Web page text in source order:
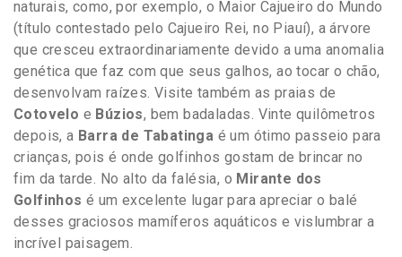
naturais, como, por exemplo, o Maior Cajueiro do Mundo
(título contestado pelo Cajueiro Rei, no Piauí), a árvore
que cresceu extraordinariamente devido a uma anomalia
genética que faz com que seus galhos, ao tocar o chão,
desenvolvam raízes. Visite também as praias de
Cotovelo e Búzios, bem badaladas. Vinte quilômetros
depois, a Barra de Tabatinga é um ótimo passeio para
crianças, pois é onde golfinhos gostam de brincar no
fim da tarde. No alto da falésia, o Mirante dos
Golfinhos é um excelente lugar para apreciar o balé
desses graciosos mamíferos aquáticos e vislumbrar a
incrível paisagem.